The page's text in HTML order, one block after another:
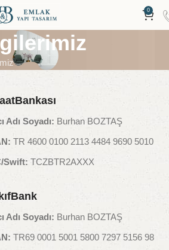
0
Adı Soyadı: Burhan BOZTAŞ
TR 4600 0100 2113 4484 9690 5010
Swift: TCZBTR2AXXX
Adı Soyadı: Burhan BOZTAŞ
TR69 0001 5001 5800 7297 5156 98